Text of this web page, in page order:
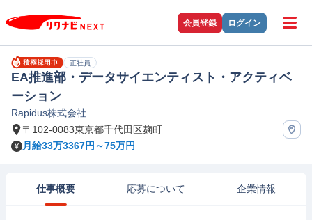
会員登録 ログイン
正社員
EA推進部・データサイエンティスト・アクティベ
ーション
Rapidus株式会社
〒102-0083東京都千代田区麹町
月給33万3367円～75万円
仕事概要 応募について 企業情報